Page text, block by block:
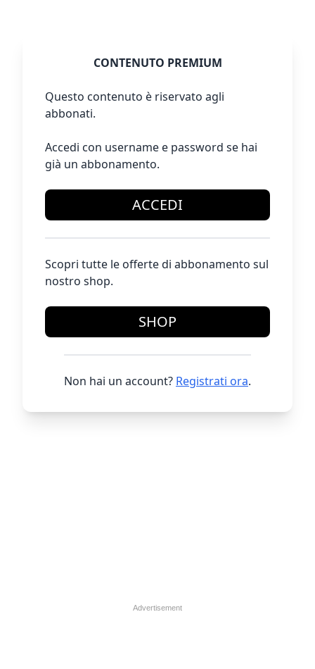
CONTENUTO PREMIUM
Questo contenuto è riservato agli
abbonati.
Accedi con username e password se hai
già un abbonamento.
ACCEDI
Scopri tutte le offerte di abbonamento sul
nostro shop.
SHOP
Non hai un account? Registrati ora.